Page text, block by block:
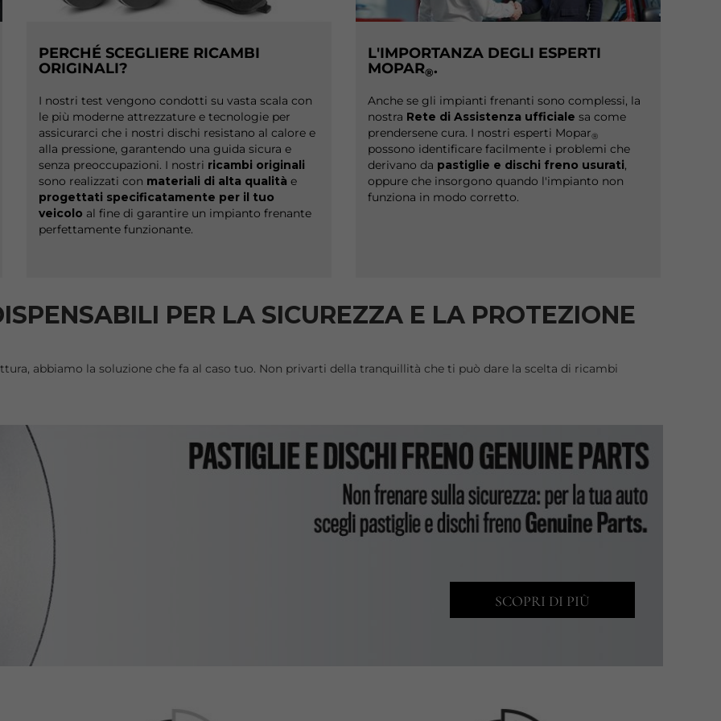
PERCHÉ SCEGLIERE RICAMBI
ORIGINALI?
I nostri test vengono condotti su vasta scala con
le più moderne attrezzature e tecnologie per
assicurarci che i nostri dischi resistano al calore e
alla pressione, garantendo una guida sicura e
senza preoccupazioni. I nostri ricambi originali
sono realizzati con materiali di alta qualità e
progettati specificatamente per il tuo
veicolo al fine di garantire un impianto frenante
perfettamente funzionante.
L'IMPORTANZA DEGLI ESPERTI
MOPAR®.
Anche se gli impianti frenanti sono complessi, la
nostra Rete di Assistenza ufficiale sa come
prendersene cura. I nostri esperti Mopar®
possono identificare facilmente i problemi che
derivano da pastiglie e dischi freno usurati,
oppure che insorgono quando l'impianto non
funziona in modo corretto.
PER LA SICUREZZA E LA PROTEZIONE
abbiamo la soluzione che fa al caso tuo. Non privarti della tranquillità che ti può dare la scelta di ricambi
SCOPRI DI PIÙ